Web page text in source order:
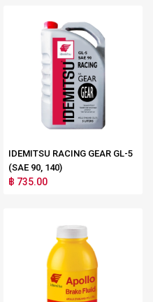
IDEMITSU RACING GEAR GL-5
(SAE 90, 140)
฿ 735.00